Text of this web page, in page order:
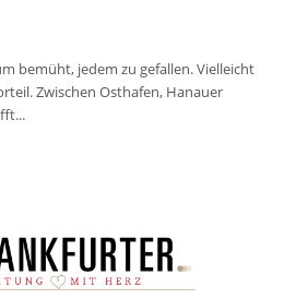
bemüht, jedem zu gefallen. Vielleicht
Zwischen Osthafen, Hanauer